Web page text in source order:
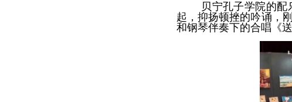
贝宁孔子学院的
起，抑扬顿挫的吟诵，
和钢琴伴奏下的合唱《